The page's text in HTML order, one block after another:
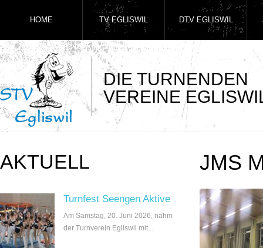
DIE TURNENDEN
VEREINE
HOME TV EGLISWIL DTV EGLISWIL
AKTUELL
Turnfest Seengen Aktive
Am Samstag, 20. Juni 2026, nahm
der Turnverein Egliswil mit...
JMS